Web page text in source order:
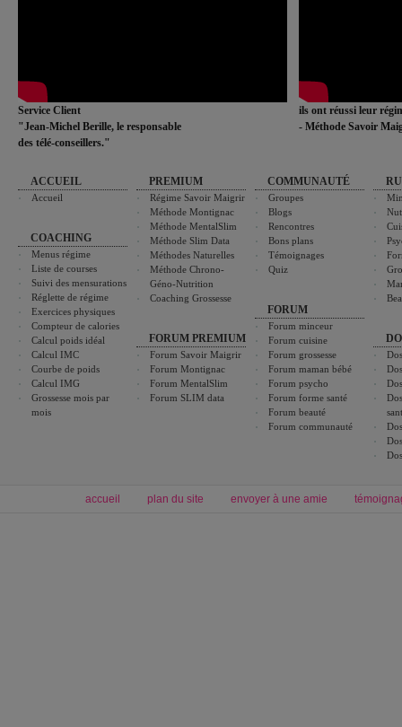
Service Client
"Jean-Michel Berille, le responsable
des télé-conseillers."
ils ont réussi leur
- Méthode Savoir
ACCUEIL
Accueil
COACHING
Menus régime
Liste de courses
Suivi des mensurations
Réglette de régime
Exercices physiques
Compteur de calories
Calcul poids idéal
Calcul IMC
Courbe de poids
Calcul IMG
Grossesse mois par
mois
PREMIUM
Régime Savoir Maigrir
Méthode Montignac
Méthode MentalSlim
Méthode Slim Data
Méthodes Naturelles
Méthode Chrono-
Géno-Nutrition
Coaching Grossesse
FORUM PREMIUM
Forum Savoir Maigrir
Forum Montignac
Forum MentalSlim
Forum SLIM data
COMMUNAUTÉ
Groupes
Blogs
Rencontres
Bons plans
Témoignages
Quiz
FORUM
Forum minceur
Forum cuisine
Forum grossesse
Forum maman bébé
Forum psycho
Forum forme santé
Forum beauté
Forum communauté
accueil plan du site envoyer à une amie